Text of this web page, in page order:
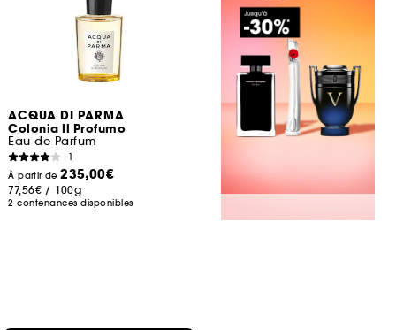
ACQUA DI PARMA
Colonia Il Profumo
Eau de Parfum
1
À partir de235,00€
77,56€ / 100g
2 contenances disponibles